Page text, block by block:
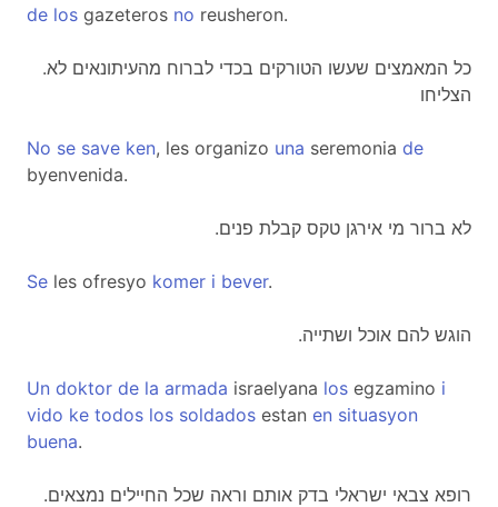
de los gazeteros no reusheron.
.כל המאמצים שעשו הטורקים בכדי לברוח מהעיתונאים לא
הצליחו
No se save ken, les organizo una seremonia de
byenvenida.
.לא ברור מי אירגן טקס קבלת פנים
Se les ofresyo komer i bever.
.הוגש להם אוכל ושתייה
Un doktor de la armada israelyana los egzamino i
vido ke todos los soldados estan en situasyon
buena.
.רופא צבאי ישראלי בדק אותם וראה שכל החיילים נמצאים